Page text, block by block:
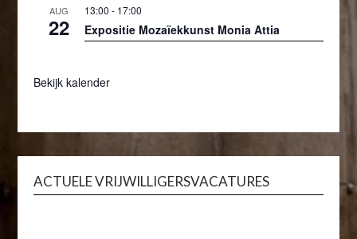
AUG
22
13:00 - 17:00
Expositie Mozaïekkunst Monia Attia
Bekijk kalender
ACTUELE VRIJWILLIGERSVACATURES